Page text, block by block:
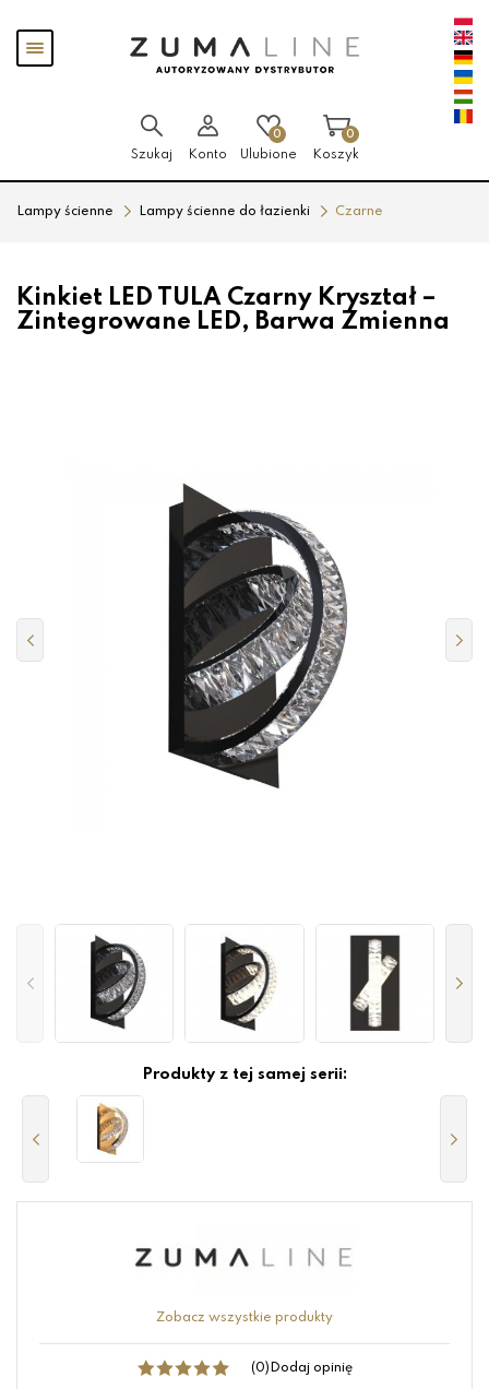
Pokaż
menu
Szukaj Konto
0
Ulubione
0
Koszyk
Lampy ścienne Lampy ścienne do łazienki Czarne
Kinkiet LED TULA Czarny Kryształ –
Zintegrowane LED, Barwa Zmienna
Produkty z tej samej serii:
Zobacz wszystkie produkty
(0) Dodaj opinię